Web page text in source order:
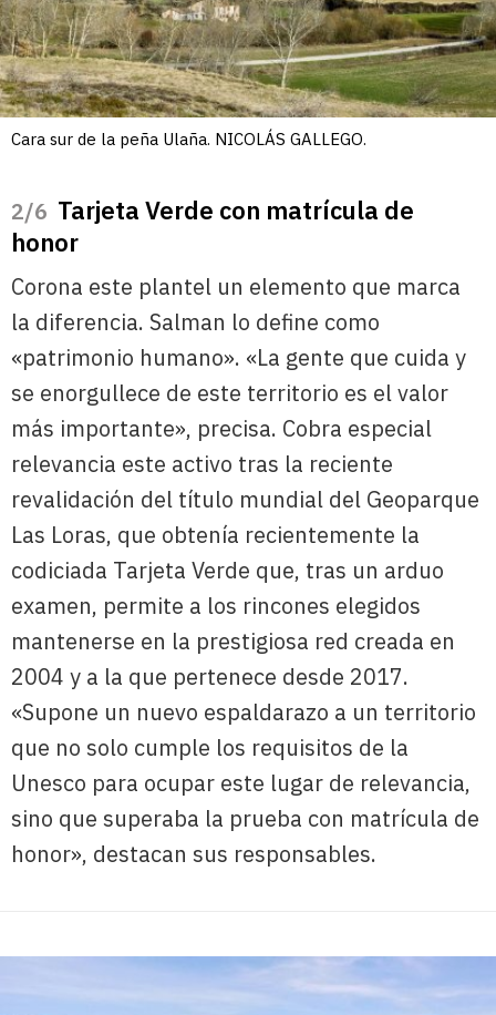
Cara sur de la peña Ulaña. NICOLÁS GALLEGO.
/6 Tarjeta Verde con matrícula de
honor
Corona este plantel un elemento que marca
la diferencia. Salman lo define como
«patrimonio humano». «La gente que cuida y
se enorgullece de este territorio es el valor
más importante», precisa. Cobra especial
relevancia este activo tras la reciente
revalidación del título mundial del Geoparque
Las Loras, que obtenía recientemente la
codiciada Tarjeta Verde que, tras un arduo
examen, permite a los rincones elegidos
mantenerse en la prestigiosa red creada en
2004 y a la que pertenece desde 2017.
«Supone un nuevo espaldarazo a un territorio
que no solo cumple los requisitos de la
Unesco para ocupar este lugar de relevancia,
sino que superaba la prueba con matrícula de
honor», destacan sus responsables.